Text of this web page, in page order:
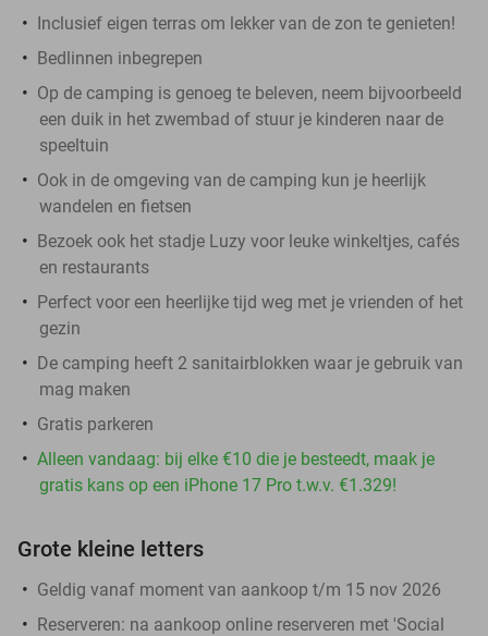
Inclusief eigen terras om lekker van de zon te genieten!
Bedlinnen inbegrepen
Op de camping is genoeg te beleven, neem bijvoorbeeld
een duik in het zwembad of stuur je kinderen naar de
speeltuin
Ook in de omgeving van de camping kun je heerlijk
wandelen en fietsen
Bezoek ook het stadje Luzy voor leuke winkeltjes, cafés
en restaurants
Perfect voor een heerlijke tijd weg met je vrienden of het
gezin
De camping heeft 2 sanitairblokken waar je gebruik van
mag maken
Gratis parkeren
Alleen vandaag: bij elke €10 die je besteedt, maak je
gratis kans op een iPhone 17 Pro t.w.v. €1.329!
Grote kleine letters
Geldig vanaf moment van aankoop t/m 15 nov 2026
Reserveren: na aankoop online reserveren met 'Social